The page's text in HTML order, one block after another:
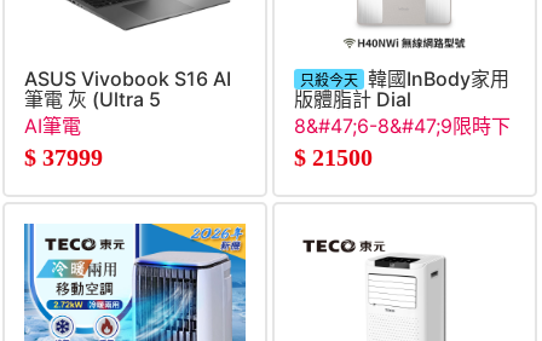
ASUS Vivobook S16 AI
筆電 灰 (Ultra 5
225H&#47;16G&#47;512G
SSD&#47;W11)
AI筆電
$ 37999
只殺今天 韓國InBody家用
版體脂計 Dial
H40(Beige)
8&#47;6-8&#47;9限時下
殺
$ 21500